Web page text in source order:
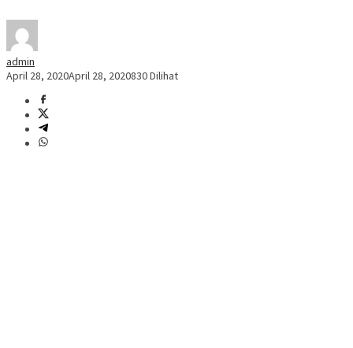
admin
April 28, 2020April 28, 2020830 Dilihat